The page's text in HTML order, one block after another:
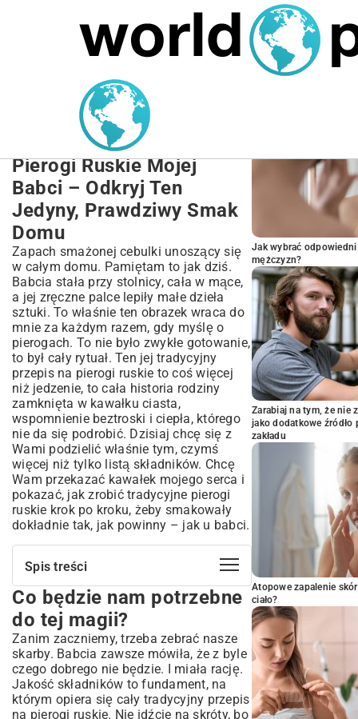
MARIUSZ ŁAMAGA 27.09.2025
Tradycyjny Przepis na
Pierogi Ruskie Krok po
Kroku | Domowa Uczta
Pierogi Ruskie Mojej
Babci – Odkryj Ten
Jedyny, Prawdziwy Smak
Domu
Zapach smażonej cebulki unoszący się
w całym domu. Pamiętam to jak dziś.
Babcia stała przy stolnicy, cała w mące,
a jej zręczne palce lepiły małe dzieła
sztuki. To właśnie ten obrazek wraca do
mnie za każdym razem, gdy myślę o
pierogach. To nie było zwykłe gotowanie,
to był cały rytuał. Ten jej tradycyjny
przepis na pierogi ruskie to coś więcej
niż jedzenie, to cała historia rodziny
zamknięta w kawałku ciasta,
wspomnienie beztroski i ciepła, którego
nie da się podrobić. Dzisiaj chcę się z
Wami podzielić właśnie tym, czymś
więcej niż tylko listą składników. Chcę
Wam przekazać kawałek mojego serca i
pokazać, jak zrobić tradycyjne pierogi
ruskie krok po kroku, żeby smakowały
dokładnie tak, jak powinny – jak u babci.
Spis treści
Co będzie nam potrzebne do tej magii?
Sekret tkwi w cieście – pozwól mu
pomyśleć
Dusza pieroga, czyli farsz, który
pokochasz
Lepienie – chwila medytacji i
cierpliwości
Co będzie nam potrzebne
do tej magii?
Zanim zaczniemy, trzeba zebrać nasze
skarby. Babcia zawsze mówiła, że z byle
czego dobrego nie będzie. I miała rację.
Jakość składników to fundament, na
którym opiera się cały tradycyjny przepis
na pierogi ruskie. Nie idźcie na skróty, bo
Jak wybrać
mężczyzn?
Zarabiaj na tym, że nie
jako dodatkowe
zakładu
Atopowe zapalenie
ciało?